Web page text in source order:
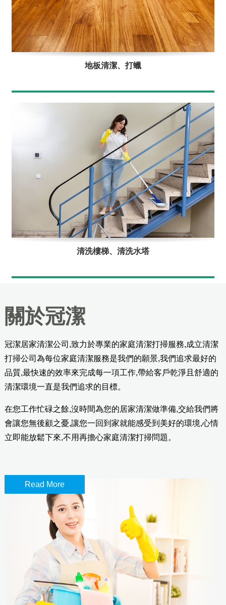
地板清潔、打蠟
清洗樓梯、清洗水塔
關於冠潔
冠潔居家清潔公司,致力於專業的家庭清潔打掃服務,成立清潔
打掃公司為每位家庭清潔服務是我們的願景,我們追求最好的
品質,最快速的效率來完成每一項工作,帶給客戶乾淨且舒適的
清潔環境一直是我們追求的目標。
在您工作忙碌之餘,沒時間為您的居家清潔做準備,交給我們將
會讓您無後顧之憂,讓您一回到家就能感受到美好的環境,心情
立即能放鬆下來,不用再擔心家庭清潔打掃問題。
Read More